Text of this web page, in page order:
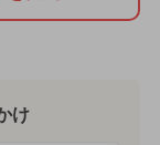
け